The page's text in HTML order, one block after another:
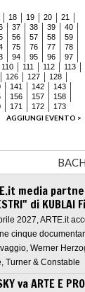
18 19 20
21
37 38 39
40
56 57 58
59
75 76 77
78
94 95 96
97
110 111 112
113
126 127
128
141 142
143
156 157
158
171 172
173
AGGIUNGI EVENTO >
media
di KUBLAI
2027, ARTE.it
cinque
Werner
Turner & Constable
va ARTE E